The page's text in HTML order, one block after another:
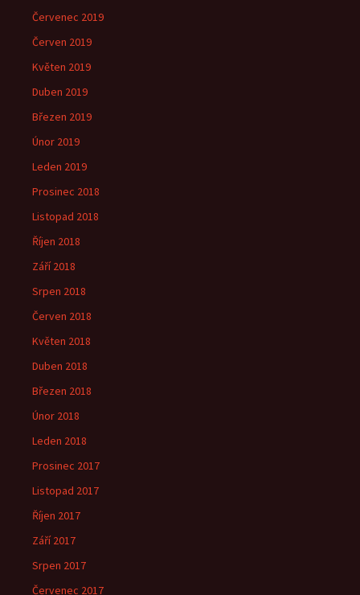
Červenec 2019
Červen 2019
Květen 2019
Duben 2019
Březen 2019
Únor 2019
Leden 2019
Prosinec 2018
Listopad 2018
Říjen 2018
Září 2018
Srpen 2018
Červen 2018
Květen 2018
Duben 2018
Březen 2018
Únor 2018
Leden 2018
Prosinec 2017
Listopad 2017
Říjen 2017
Září 2017
Srpen 2017
Červenec 2017